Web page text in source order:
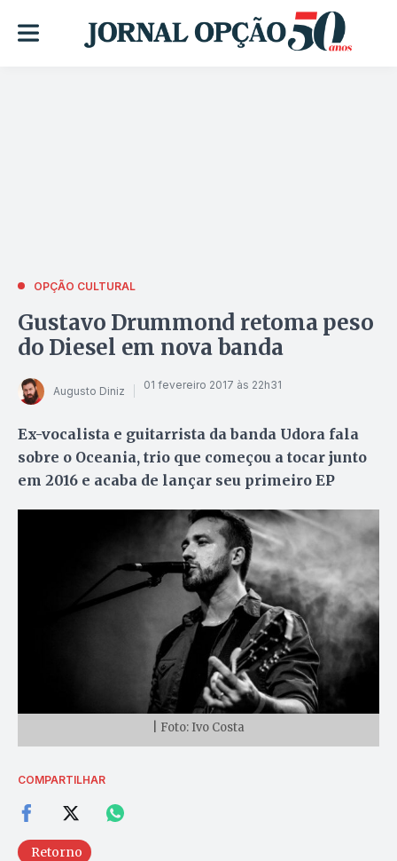
OPÇÃO CULTURAL
Gustavo Drummond retoma peso
do Diesel em nova banda
Augusto Diniz 01 fevereiro 2017 às 22h31
Ex-vocalista e guitarrista da banda Udora fala
sobre o Oceania, trio que começou a tocar junto
em 2016 e acaba de lançar seu primeiro EP
| Foto: Ivo Costa
COMPARTILHAR
Retorno